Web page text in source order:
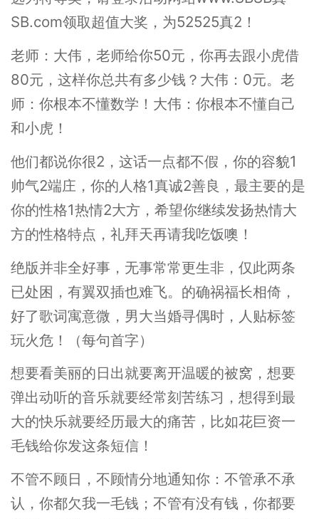
SB.com领取超值大奖，为52525真2！
老师：大伟，老师给你50元，你再去跟小虎借
80元，这样你总共有多少钱？大伟：0元。老
师：你根本不懂数学！大伟：你根本不懂自己
和小虎！
他们都说你很2，这话一点都不假，你的容貌1
帅气2端庄，你的人格1真诚2善良，最主要的是
你的性格1热情2大方，希望你继续发扬热情大
方的性格特点，礼拜天再请我吃饭噢！
绝版并非全好事，无事常常更生非，仅此两条
已处困，有翼双插也难飞。的确祸福长相倚，
好了歌词寓意微，男大当婚寻偶时，人贴标签
玩火危！（每句首字）
想要看美丽的日出就要离开温暖的被窝，想要
弹出动听的音乐就要经常刻苦练习，想得到最
大的快乐就要经历最大的痛苦，比如花巨资一
毛钱给你发这条短信！
不管不顾日，不顾情分地通知你：不管承不承
认，你都欠我一毛钱；不管有没有钱，你都要